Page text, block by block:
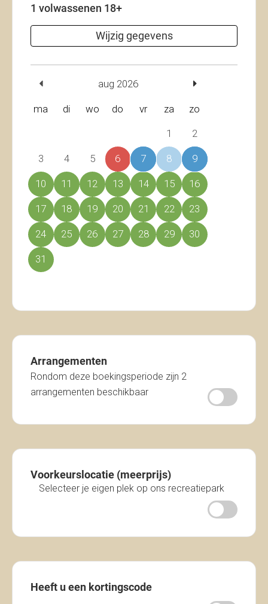
1 volwassenen 18+
Wijzig gegevens
aug 2026
ma di wo do vr za zo
1 2
3 4 5 6 7 8 9
10 11 12 13 14 15 16
17 18 19 20 21 22 23
24 25 26 27 28 29 30
31
Arrangementen
Rondom deze boekingsperiode zijn 2
arrangementen beschikbaar
Voorkeurslocatie (meerprijs)
Selecteer je eigen plek op ons recreatiepark
Heeft u een kortingscode